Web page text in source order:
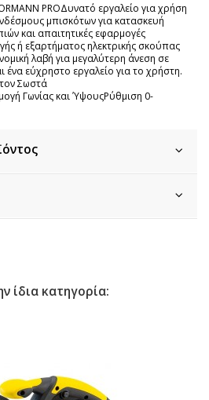
PROΔυνατό εργαλείο για χρήση
μπισκότων για κατασκευή
και απαιτητικές εφαρμογές
ή εξαρτήματος ηλεκτρικής σκούπας
λαβή για μεγαλύτερη άνεση σε
ένα εύχρηστο εργαλείο για το χρήστη.
Σωστά
Γωνίας και ΎψουςΡύθμιση 0-
ίδια κατηγορία: